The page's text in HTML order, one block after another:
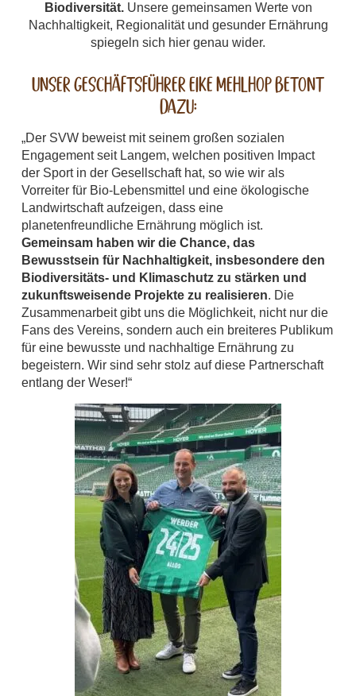
Biodiversität.Unsere gemeinsamen Werte von
Nachhaltigkeit, Regionalität und gesunder Ernährung
spiegeln sich hier genau wider.
Unser Geschäftsführer Eike Mehlhop betont
dazu:
„Der SVW beweist mit seinem großen sozialen
Engagement seit Langem, welchen positiven Impact
der Sport in der Gesellschaft hat, so wie wir als
Vorreiter für Bio-Lebensmittel und eine ökologische
Landwirtschaft aufzeigen, dass eine
planetenfreundliche Ernährung möglich ist.
Gemeinsam haben wir die Chance, das
Bewusstsein für Nachhaltigkeit, insbesondere den
Biodiversitäts- und Klimaschutz zu stärken und
zukunftsweisende Projekte zu realisieren. Die
Zusammenarbeit gibt uns die Möglichkeit, nicht nur die
Fans des Vereins, sondern auch ein breiteres Publikum
für eine bewusste und nachhaltige Ernährung zu
begeistern. Wir sind sehr stolz auf diese Partnerschaft
entlang der Weser!“